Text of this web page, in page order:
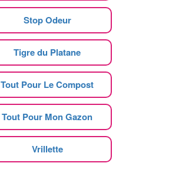
Stop Odeur
Tigre du Platane
Tout Pour Le Compost
Tout Pour Mon Gazon
Vrillette